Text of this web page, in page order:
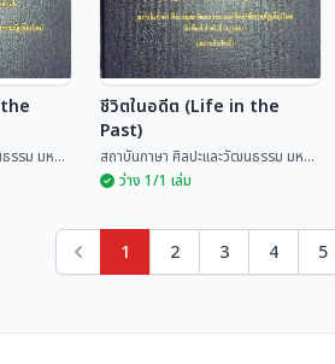
รรม มห...
ชีวิตในอดีต (Life in the
Past)
สถาบันภาษา ศิลปะและวัฒนธรรม มห...
ว่าง 1/1 เล่ม
1 2 3 4 5